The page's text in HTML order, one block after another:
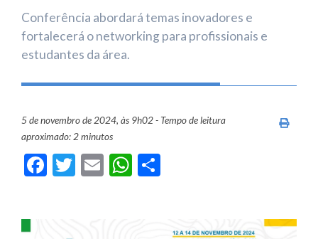
Conferência abordará temas inovadores e
fortalecerá o networking para profissionais e
estudantes da área.
5 de novembro de 2024, às 9h02 - Tempo de leitura
aproximado: 2 minutos
Facebook
Twitter
EmailWhatsApp